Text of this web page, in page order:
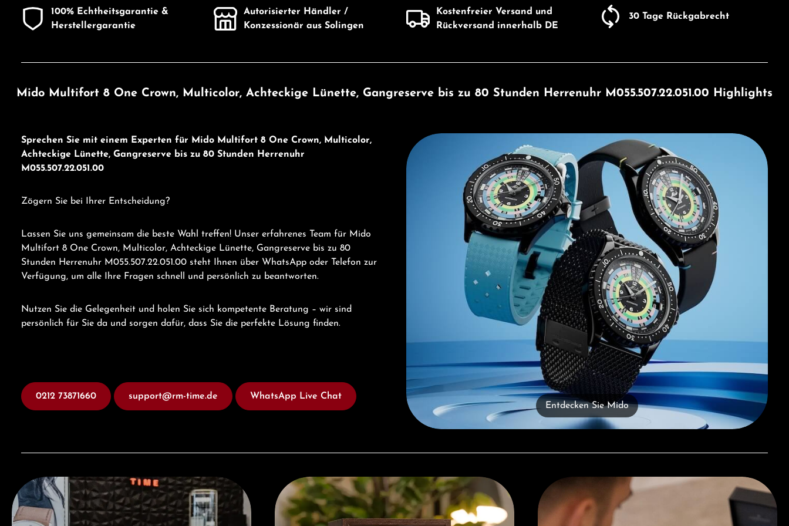
100% Echtheitsgarantie &
Herstellergarantie
Autorisierter Händler /
Konzessionär aus Solingen
Kostenfreier Versand und
Rückversand innerhalb DE
30 Tage Rückgabrecht
Mido Multifort 8 One Crown, Multicolor, Achteckige Lünette, Gangreserve bis zu 80 Stunden Herrenuhr M055.507.22.051.00 Highlights
Sprechen Sie mit einem Experten für Mido Multifort 8 One Crown, Multicolor,
Achteckige Lünette, Gangreserve bis zu 80 Stunden Herrenuhr
M055.507.22.051.00
Zögern Sie bei Ihrer Entscheidung?
Lassen Sie uns gemeinsam die beste Wahl treffen! Unser erfahrenes Team für Mido
Multifort 8 One Crown, Multicolor, Achteckige Lünette, Gangreserve bis zu 80
Stunden Herrenuhr M055.507.22.051.00 steht Ihnen über WhatsApp oder Telefon zur
Verfügung, um alle Ihre Fragen schnell und persönlich zu beantworten.
Nutzen Sie die Gelegenheit und holen Sie sich kompetente Beratung – wir sind
persönlich für Sie da und sorgen dafür, dass Sie die perfekte Lösung finden.
0212 73871660 support@rm-time.de WhatsApp Live Chat
Entdecken Sie Mido
Entdecken Sie Mido
Besuchen Sie uns Kostenloses Geschenk ab einem Einkauf von 1.000 € Beratung erhalten